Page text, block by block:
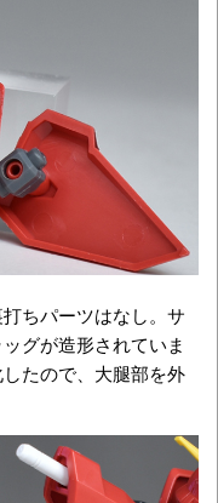
ちパーツはなし。サ
グが造形されていま
たので、大腿部を外